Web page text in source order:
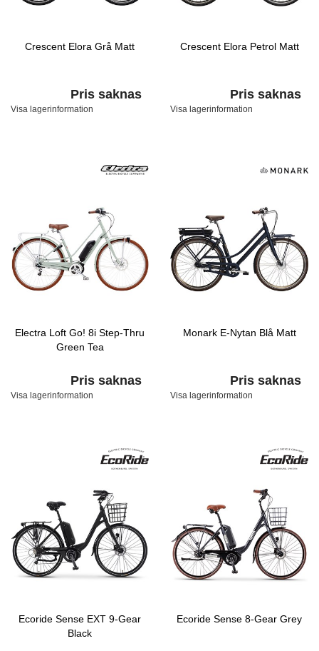
Crescent Elora Grå Matt
Pris saknas
Visa lagerinformation
Crescent Elora Petrol Matt
Pris saknas
Visa lagerinformation
Electra Loft Go! 8i Step-Thru
Green Tea
Pris saknas
Visa lagerinformation
Monark E-Nytan Blå Matt
Pris saknas
Visa lagerinformation
Ecoride Sense EXT 9-Gear
Black
Ecoride Sense 8-Gear Grey